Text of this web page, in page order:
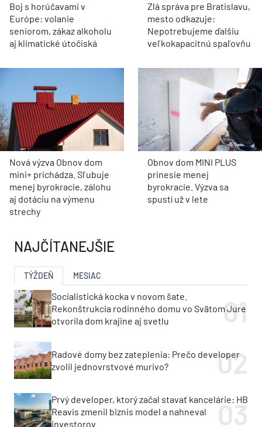
Boj s horúčavami v
Európe: volanie
seniorom, zákaz alkoholu
aj klimatické útočiská
Zlá správa pre Bratislavu,
mesto odkazuje:
Nepotrebujeme ďalšiu
veľkokapacitnú spaľovňu
Nová výzva Obnov dom
mini+ prichádza. Sľubuje
menej byrokracie, zálohu
aj dotáciu na výmenu
strechy
Obnov dom MINI PLUS
prinesie menej
byrokracie. Výzva sa
spustí už v lete
NAJČÍTANEJŠIE
TÝŽDEŇ MESIAC
Socialistická kocka v novom šate.
Rekonštrukcia rodinného domu vo Svätom Jure
otvorila dom krajine aj svetlu
Radové domy bez zateplenia: Prečo developer
zvolil jednovrstvové murivo?
Prvý developer, ktorý začal stavať kancelárie: HB
Reavis zmenil biznis model a nahneval
investorov